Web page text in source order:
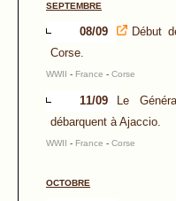
SEPTEMBRE
08/09
Début
Corse.
WWII - France - Corse
11/09
Le
débarquent à Ajaccio.
WWII - France - Corse
OCTOBRE